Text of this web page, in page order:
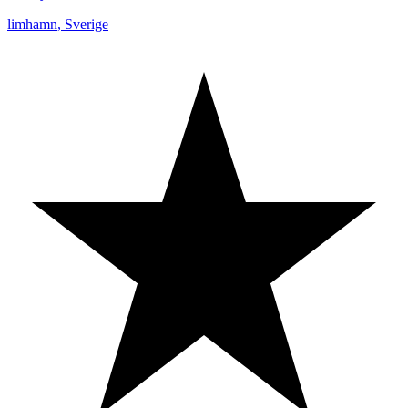
limhamn, Sverige